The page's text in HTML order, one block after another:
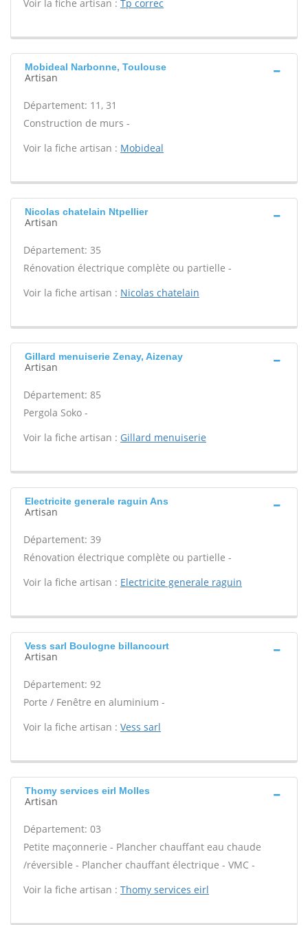
Voir la fiche artisan : Tp correc
Mobideal Narbonne, Toulouse
Artisan
Département: 11, 31
Construction de murs -
Voir la fiche artisan : Mobideal
Nicolas chatelain Ntpellier
Artisan
Département: 35
Rénovation électrique complète ou partielle -
Voir la fiche artisan : Nicolas chatelain
Gillard menuiserie Zenay, Aizenay
Artisan
Département: 85
Pergola Soko -
Voir la fiche artisan : Gillard menuiserie
Electricite generale raguin Ans
Artisan
Département: 39
Rénovation électrique complète ou partielle -
Voir la fiche artisan : Electricite generale raguin
Vess sarl Boulogne billancourt
Artisan
Département: 92
Porte / Fenêtre en aluminium -
Voir la fiche artisan : Vess sarl
Thomy services eirl Molles
Artisan
Département: 03
Petite maçonnerie - Plancher chauffant eau chaude
/réversible - Plancher chauffant électrique - VMC -
Voir la fiche artisan : Thomy services eirl